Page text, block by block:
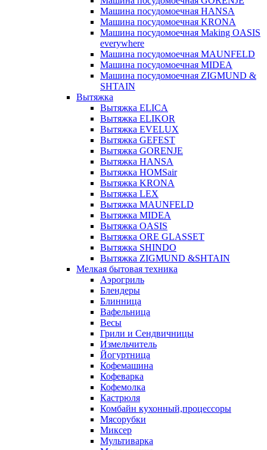
Машина посудомоечная HANSA
Машина посудомоечная KRONA
Машина посудомоечная Making OASIS
everywhere
Машина посудомоечная MAUNFELD
Машина посудомоечная MIDEA
Машина посудомоечная ZIGMUND &
SHTAIN
Вытяжка
Вытяжка ELICA
Вытяжка ELIKOR
Вытяжка EVELUX
Вытяжка GEFEST
Вытяжка GORENJE
Вытяжка HANSA
Вытяжка HOMSair
Вытяжка KRONA
Вытяжка LEX
Вытяжка MAUNFELD
Вытяжка MIDEA
Вытяжка OASIS
Вытяжка ORE GLASSET
Вытяжка SHINDO
Вытяжка ZIGMUND &SHTAIN
Мелкая бытовая техника
Аэрогриль
Блендеры
Блинница
Вафельница
Весы
Грили и Сендвичницы
Измельчитель
Йогуртница
Кофемашина
Кофеварка
Кофемолка
Кастрюля
Комбайн кухонный,процессоры
Мясорубки
Миксер
Мультиварка